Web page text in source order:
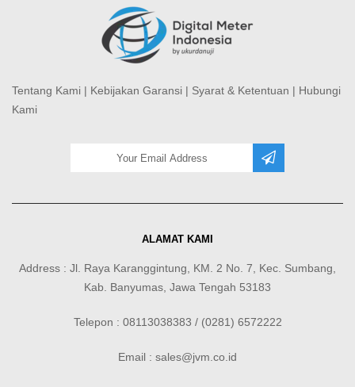
Tentang Kami | Kebijakan Garansi | Syarat & Ketentuan | Hubungi
Kami
ALAMAT KAMI
Address : Jl. Raya Karanggintung, KM. 2 No. 7, Kec. Sumbang,
Kab. Banyumas, Jawa Tengah 53183
Telepon : 08113038383 / (0281) 6572222
Email : sales@jvm.co.id